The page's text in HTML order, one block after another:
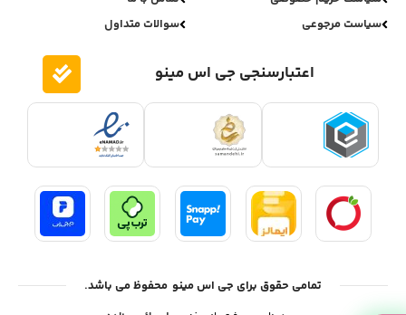
سیاست مرجوعی
سوالات متداول
اعتبارسنجی جی اس مینو
تمامی حقوق برای جی اس مینو محفوظ می باشد.